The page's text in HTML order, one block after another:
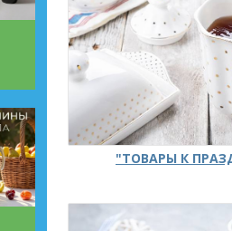
"ТОВАРЫ К